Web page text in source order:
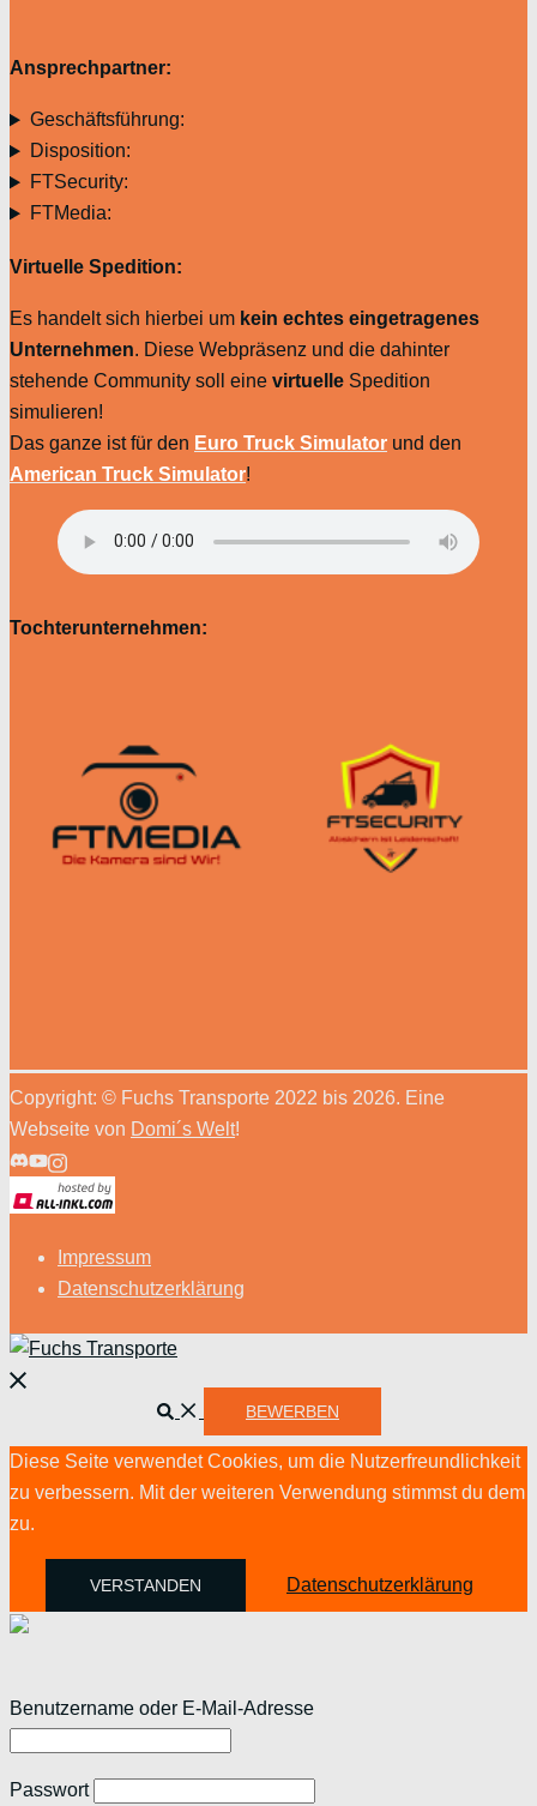
Ansprechpartner:
Geschäftsführung:
Disposition:
FTSecurity:
FTMedia:
Virtuelle Spedition:
Es handelt sich hierbei um kein echtes eingetragenes
Unternehmen. Diese Webpräsenz und die dahinter
stehende Community soll eine virtuelle Spedition
simulieren!
Das ganze ist für den Euro Truck Simulator und den
American Truck Simulator!
Tochterunternehmen:
Copyright: © Fuchs Transporte 2022 bis 2026. Eine
Webseite von Domi´s Welt!
Impressum
Datenschutzerklärung
Menü
Suche BEWERBEN
Diese Seite verwendet Cookies, um die Nutzerfreundlichkeit
zu verbessern. Mit der weiteren Verwendung stimmst du dem
zu.
VERSTANDEN Datenschutzerklärung
Benutzername oder E-Mail-Adresse
Passwort